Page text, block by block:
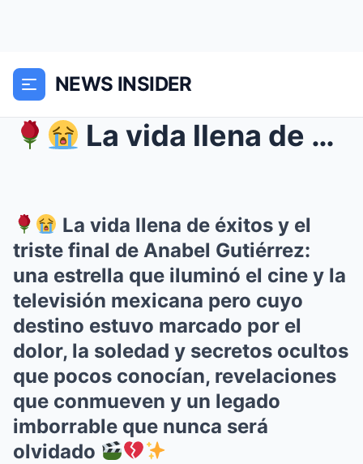
NEWS INSIDER
La vida llena de éxitos y el triste final de An...
La vida llena de éxitos y el
triste final de Anabel Gutiérrez:
una estrella que iluminó el cine y la
televisión mexicana pero cuyo
destino estuvo marcado por el
dolor, la soledad y secretos ocultos
que pocos conocían, revelaciones
que conmueven y un legado
imborrable que nunca será
olvidado